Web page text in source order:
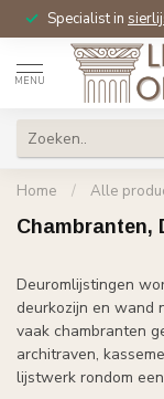
Specialist in
MENU
Home / Alle
Chambranten,
Deuromlijstingen
deurkozijn en wand
vaak chambranten
architraven,
lijstwerk rondom